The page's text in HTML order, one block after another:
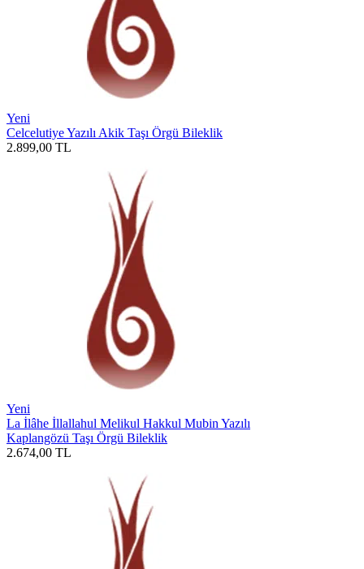
Yeni
Celcelutiye Yazılı Akik Taşı Örgü Bileklik
2.899,00 TL
Yeni
La İlâhe İllallahul Melikul Hakkul Mubin Yazılı
Kaplangözü Taşı Örgü Bileklik
2.674,00 TL